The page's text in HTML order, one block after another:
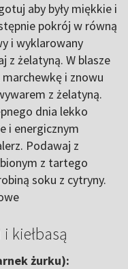
aby były miękkie i
pokrój w równą
i wyklarowany
z żelatyną. W blasze
i znowu
z żelatyną.
dnia lekko
i energicznym
Podawaj z
z tartego
soku z cytryny.
kiełbasą
żurku):